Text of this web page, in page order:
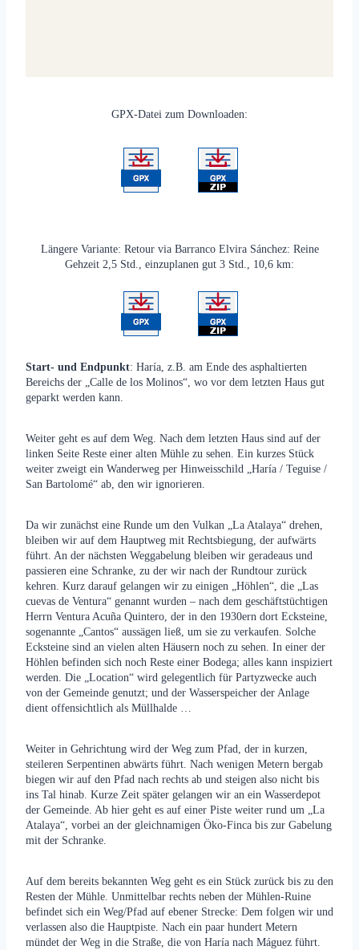
GPX-Datei zum Downloaden:
Längere Variante: Retour via Barranco Elvira Sánchez: Reine
Gehzeit 2,5 Std., einzuplanen gut 3 Std., 10,6 km:
Start- und Endpunkt: Haría, z.B. am Ende des asphaltierten
Bereichs der „Calle de los Molinos“, wo vor dem letzten Haus gut
geparkt werden kann.
Weiter geht es auf dem Weg. Nach dem letzten Haus sind auf der
linken Seite Reste einer alten Mühle zu sehen. Ein kurzes Stück
weiter zweigt ein Wanderweg per Hinweisschild „Haría / Teguise /
San Bartolomé“ ab, den wir ignorieren.
Da wir zunächst eine Runde um den Vulkan „La Atalaya“ drehen,
bleiben wir auf dem Hauptweg mit Rechtsbiegung, der aufwärts
führt. An der nächsten Weggabelung bleiben wir geradeaus und
passieren eine Schranke, zu der wir nach der Rundtour zurück
kehren. Kurz darauf gelangen wir zu einigen „Höhlen“, die „Las
cuevas de Ventura“ genannt wurden – nach dem geschäftstüchtigen
Herrn Ventura Acuña Quintero, der in den 1930ern dort Ecksteine,
sogenannte „Cantos“ aussägen ließ, um sie zu verkaufen. Solche
Ecksteine sind an vielen alten Häusern noch zu sehen. In einer der
Höhlen befinden sich noch Reste einer Bodega; alles kann inspiziert
werden. Die „Location“ wird gelegentlich für Partyzwecke auch
von der Gemeinde genutzt; und der Wasserspeicher der Anlage
dient offensichtlich als Müllhalde …
Weiter in Gehrichtung wird der Weg zum Pfad, der in kurzen,
steileren Serpentinen abwärts führt. Nach wenigen Metern bergab
biegen wir auf den Pfad nach rechts ab und steigen also nicht bis
ins Tal hinab. Kurze Zeit später gelangen wir an ein Wasserdepot
der Gemeinde. Ab hier geht es auf einer Piste weiter rund um „La
Atalaya“, vorbei an der gleichnamigen Öko-Finca bis zur Gabelung
mit der Schranke.
Auf dem bereits bekannten Weg geht es ein Stück zurück bis zu den
Resten der Mühle. Unmittelbar rechts neben der Mühlen-Ruine
befindet sich ein Weg/Pfad auf ebener Strecke: Dem folgen wir und
verlassen also die Hauptpiste. Nach ein paar hundert Metern
mündet der Weg in die Straße, die von Haría nach Máguez führt.